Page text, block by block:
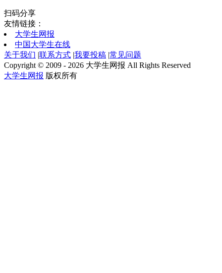
扫码分享
友情链接：
大学生网报
中国大学生在线
关于我们 |联系方式 |我要投稿 |常见问题
Copyright © 2009 - 2026 大学生网报 All Rights Reserved
大学生网报 版权所有